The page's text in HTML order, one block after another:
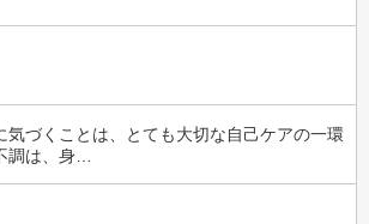
気づくことは、とても大切な自己ケアの一環
調は、身…